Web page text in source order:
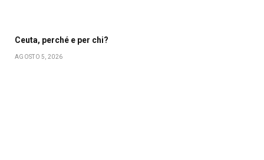
Ceuta, perché e per chi?
AGOSTO 5, 2026